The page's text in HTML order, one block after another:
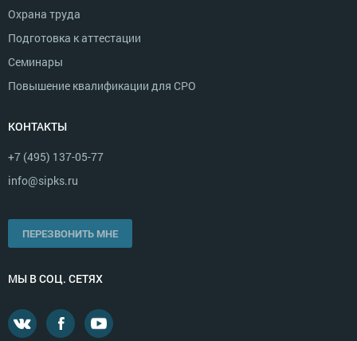
Охрана труда
Подготовка к аттестации
Семинары
Повышение квалификации для СРО
КОНТАКТЫ
+7 (495) 137-05-77
info@sipks.ru
ПЕРЕЗВОНИТЬ МНЕ
МЫ В СОЦ. СЕТЯХ